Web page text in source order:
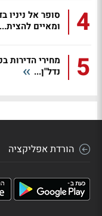
4
סופר אל
ומאיים להצית...
5
מחירי הדירות
נדל"ן...
הורדת אפליקציה